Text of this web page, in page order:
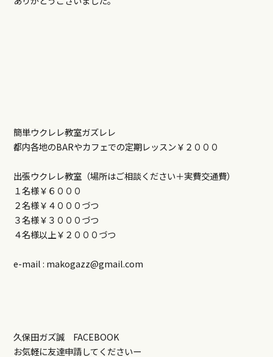
簡単ウクレレ教室ガズレレ
都内各地のBARやカフェでの定期レッスン￥２０００
出張ウクレレ教室（場所はご相談ください＋実費交通費）
１名様￥６０００
２名様￥４０００づつ
３名様￥３０００づつ
４名様以上￥２０００づつ
e-mail : makogazz@gmail.com
久保田ガズ誠 FACEBOOK
お気軽に友達申請してくださいー